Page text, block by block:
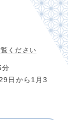
ください
分
日から1月3